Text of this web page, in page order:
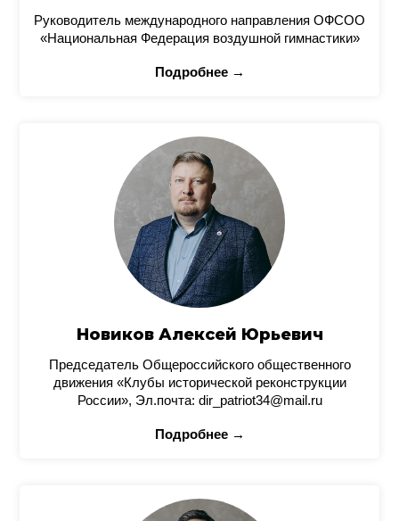
Руководитель международного направления ОФСОО
«Национальная Федерация воздушной гимнастики»
Подробнее →
Новиков Алексей Юрьевич
Председатель Общероссийского общественного
движения «Клубы исторической реконструкции
России», Эл.почта: dir_patriot34@mail.ru
Подробнее →